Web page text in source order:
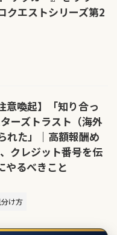
クエストシリーズ第2
意喚起】「知り合っ
ーズトラスト（海外
れた」｜高額報酬め
クレジット番号を伝
やるべきこと
け方